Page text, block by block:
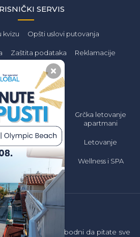
SERVIS
kvizu Opšti uslovi putovanja
Zaštita podataka Reklamacije
PONUDA
Letovanje
2026 Apartmani
Jeftino
Grčka letovanje
hoteli
Grčka letovanje
apartmani
Letovanje
Wellness i SPA
Budite slobodni da pitate sve